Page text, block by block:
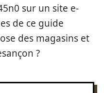
sur un site e-
de ce guide
des magasins et
?